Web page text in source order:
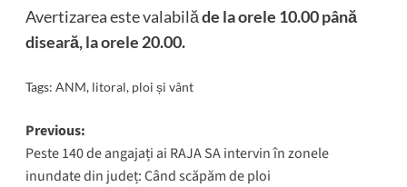
Avertizarea este valabilăde la orele 10.00 până
diseară, la orele 20.00.
Tags: ANM, litoral, ploi și vânt
Post
navigation
Previous:
Peste 140 de angajați ai RAJA SA intervin în zonele
inundate din județ: Când scăpăm de ploi